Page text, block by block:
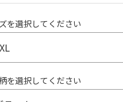
を選択してください
を選択してください